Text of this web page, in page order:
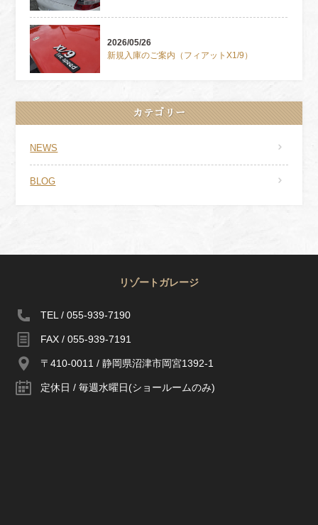
2026/05/26
新規入庫のご案内（フィアットX1/9）
カテゴリー
NEWS
BLOG
リゾートガレージ
TEL / 055-939-7190
FAX / 055-939-7191
〒410-0011 / 静岡県沼津市岡宮1392-1
定休日 / 毎週水曜日(ショールームのみ)